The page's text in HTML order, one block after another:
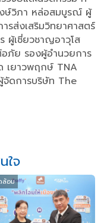
งษ์วิภา หล่อสมบูรณ์ ผู้
รส่งเสริมวิทยาศาสตร์
ผู้เชี่ยวชาญอาวุโส
ภัย รองผู้อำนวยการ
เยาวพฤกษ์ TNA
ดการบริษัท The
ใจ
ล้อม